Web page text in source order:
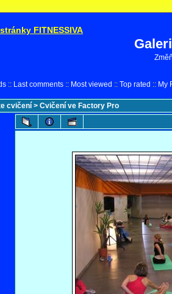
FITNESSIVA
:: Last comments :: Most viewed :: Top rated :: My
cvičení > Cvičení ve Factory Pro